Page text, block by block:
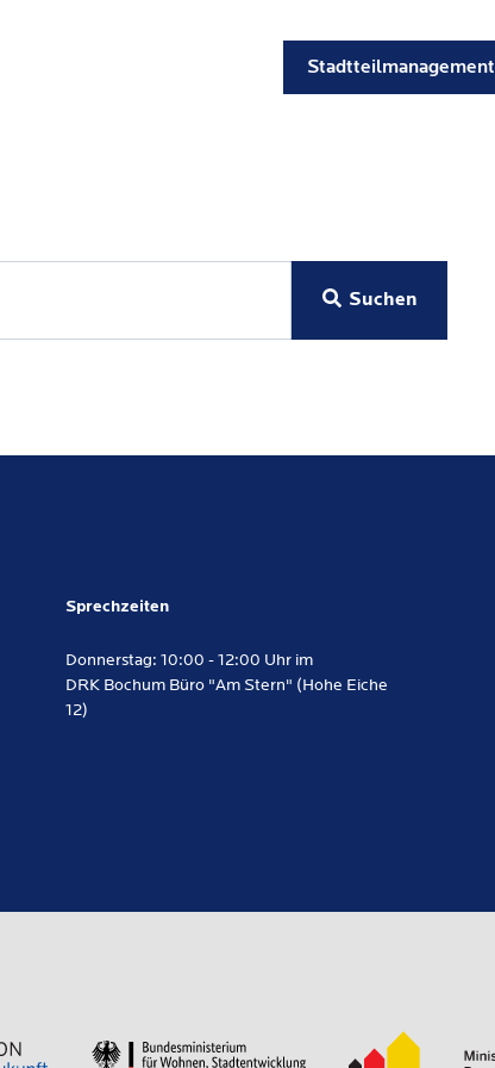
Stadtteilmanagement
Suchen
Sprechzeiten
Donnerstag: 10:00 - 12:00 Uhr im
DRK Bochum Büro "Am Stern" (Hohe Eiche
12)